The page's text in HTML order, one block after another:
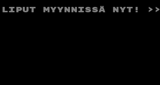
myynnissä nyt! >>